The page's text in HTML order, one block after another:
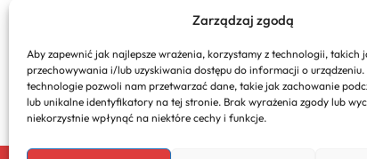
Zarządzaj zgodą
Aby zapewnić jak najlepsze wrażenia, korzystamy z technologii, takich
przechowywania i/lub uzyskiwania dostępu do informacji o
technologie pozwoli nam przetwarzać dane, takie jak zachowanie
lub unikalne identyfikatory na tej stronie. Brak wyrażenia zgody lub
niekorzystnie wpłynąć na niektóre cechy i funkcje.
Jak powinna
dorosłych?